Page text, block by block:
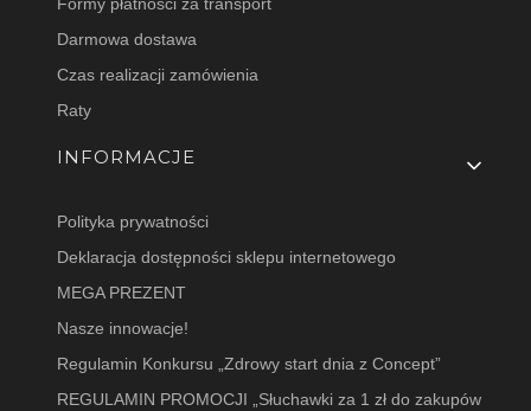
Darmowa dostawa
Czas realizacji zamówienia
Raty
INFORMACJE
Polityka prywatności
Deklaracja dostępności sklepu internetowego
MEGA PREZENT
Nasze innowacje!
Regulamin Konkursu „Zdrowy start dnia z Concept”
REGULAMIN PROMOCJI „Słuchawki za 1 zł do zakupów